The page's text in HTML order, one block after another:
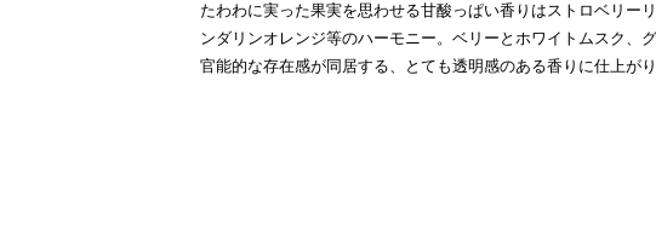
たわわに実った果実を思わせる甘酸っぱい香りはストロベリー
ンダリンオレンジ等のハーモニー。ベリーとホワイトムスク、
官能的な存在感が同居する、とても透明感のある香りに仕上がり